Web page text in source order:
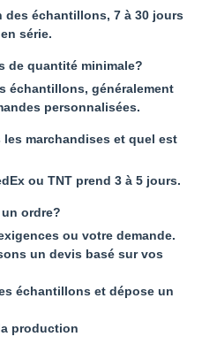
des échantillons, 7 à 30 jours
série.
de quantité minimale?
échantillons, généralement
personnalisées.
marchandises et quel est
ou TNT prend 3 à 5 jours.
ordre?
ou votre demande.
un devis basé sur vos
échantillons et dépose un
production